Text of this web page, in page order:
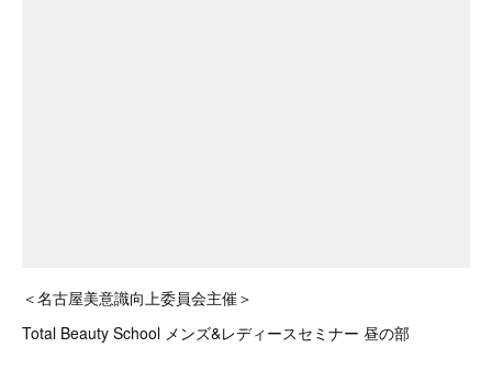
＜名古屋美意識向上委員会主催＞
Total Beauty School メンズ&レディースセミナー 昼の部